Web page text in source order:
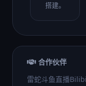
搭建。
合作伙伴
雷蛇斗鱼直播